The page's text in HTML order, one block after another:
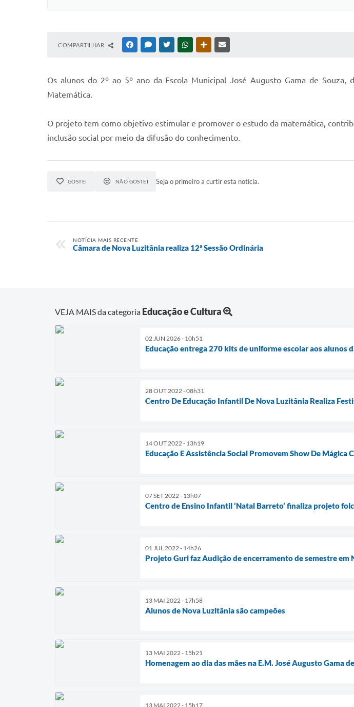
COMPARTILHAR FACEBOOKMESSENGER
TWITTERWHATSAPPOUTRAS MÍDIAS
Os alunos do 2º ao 5º ano da Escola Municipal José Augusto Gama de
Matemática.
O projeto tem como objetivo estimular e promover o estudo da matemática,
inclusão social por meio da difusão do conhecimento.
GOSTEI NÃO GOSTEI Seja o primeiro a curtir esta notícia.
NOTÍCIA MAIS RECENTE
Câmara de Nova Luzitânia realiza 12ª Sessão Ordinária
VEJA MAIS da categoria Educação e Cultura
02 JUN 2026 - 10h51
Educação entrega 270 kits de uniforme escolar aos alunos
28 OUT 2022 - 08h31
Centro De Educação Infantil De Nova Luzitânia Realiza
14 OUT 2022 - 13h19
Educação E Assistência Social Promovem Show De Mágica
07 SET 2022 - 13h07
Centro de Ensino Infantil ‘Natal Barreto’ finaliza projeto
01 JUL 2022 - 14h26
Projeto Guri faz Audição de encerramento de semestre em
13 MAI 2022 - 17h58
Alunos de Nova Luzitânia são campeões
13 MAI 2022 - 15h21
Homenagem ao dia das mães na E.M. José Augusto Gama
13 MAI 2022 - 15h17